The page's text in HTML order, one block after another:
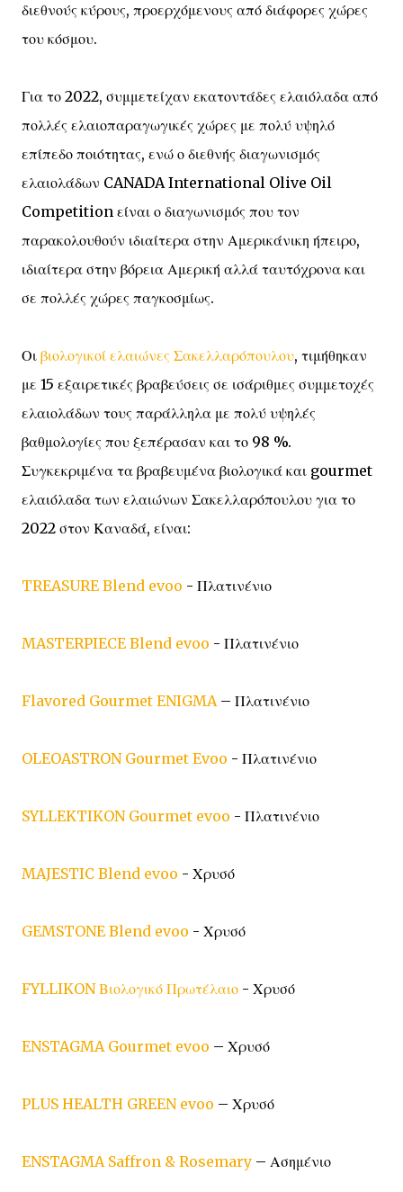
διεθνούς κύρους, προερχόμενους από διάφορες χώρες
του κόσμου.
Για το 2022, συμμετείχαν εκατοντάδες ελαιόλαδα από
πολλές ελαιοπαραγωγικές χώρες με πολύ υψηλό
επίπεδο ποιότητας, ενώ ο διεθνής διαγωνισμός
ελαιολάδων CANADA International Olive Oil
Competition είναι ο διαγωνισμός που τον
παρακολουθούν ιδιαίτερα στην Αμερικάνικη ήπειρο,
ιδιαίτερα στην βόρεια Αμερική αλλά ταυτόχρονα και
σε πολλές χώρες παγκοσμίως.
Οι βιολογικοί ελαιώνες Σακελλαρόπουλου, τιμήθηκαν
με 15 εξαιρετικές βραβεύσεις σε ισάριθμες συμμετοχές
ελαιολάδων τους παράλληλα με πολύ υψηλές
βαθμολογίες που ξεπέρασαν και το 98 %.
Συγκεκριμένα τα βραβευμένα βιολογικά και gourmet
ελαιόλαδα των ελαιώνων Σακελλαρόπουλου για το
2022 στον Καναδά, είναι:
TREASURE Blend evoo - Πλατινένιο
MASTERPIECE Blend evoo - Πλατινένιο
Flavored Gourmet ENIGMA– Πλατινένιο
OLEOASTRON Gourmet Evoo - Πλατινένιο
SYLLEKTIKON Gourmet evoo - Πλατινένιο
MAJESTIC Blend evoo - Χρυσό
GEMSTONE Blend evoo - Χρυσό
FYLLIKON Βιολογικό Πρωτέλαιο - Χρυσό
ENSTAGMA Gourmet evoo – Χρυσό
PLUS HEALTH GREEN evoo – Χρυσό
ENSTAGMA Saffron & Rosemary – Ασημένιο